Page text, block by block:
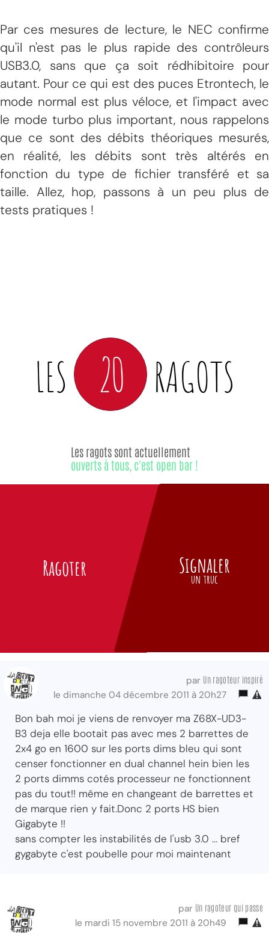
Par ces mesures de lecture, le NEC confirme
qu'il n'est pas le plus rapide des contrôleurs
USB3.0, sans que ça soit rédhibitoire pour
autant. Pour ce qui est des puces Etrontech, le
mode normal est plus véloce, et l'impact avec
le mode turbo plus important, nous rappelons
que ce sont des débits théoriques mesurés,
en réalité, les débits sont très altérés en
fonction du type de fichier transféré et sa
taille. Allez, hop, passons à un peu plus de
tests pratiques !
LES 20 RAGOTS
Ragoter
Les ragots sont actuellement
ouverts à tous, c'est open bar !
Signaler
un truc
par Un ragoteur inspiré
le dimanche 04 décembre 2011 à 20h27
Bon bah moi je viens de renvoyer ma Z68X-UD3-
B3 deja elle bootait pas avec mes 2 barrettes de
2x4 go en 1600 sur les ports dims bleu qui sont
censer fonctionner en dual channel hein bien les
2 ports dimms cotés processeur ne fonctionnent
pas du tout!! même en changeant de barrettes et
de marque rien y fait.Donc 2 ports HS bien
Gigabyte !!
sans compter les instabilités de l'usb 3.0 ... bref
gygabyte c'est poubelle pour moi maintenant
par Un ragoteur qui passe
le mardi 15 novembre 2011 à 20h49